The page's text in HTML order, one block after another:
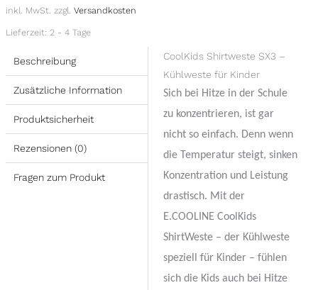
inkl. MwSt. zzgl. Versandkosten
Lieferzeit: 2 - 4 Tage
Beschreibung
Zusätzliche Information
Produktsicherheit
Rezensionen (0)
Fragen zum Produkt
CoolKids Shirtweste SX3 –
Kühlweste für Kinder
Sich bei Hitze in der Schule
zu konzentrieren, ist gar
nicht so einfach. Denn wenn
die Temperatur steigt, sinken
Konzentration und Leistung
drastisch. Mit der
E.COOLINE CoolKids
ShirtWeste – der Kühlweste
speziell für Kinder – fühlen
sich die Kids auch bei Hitze